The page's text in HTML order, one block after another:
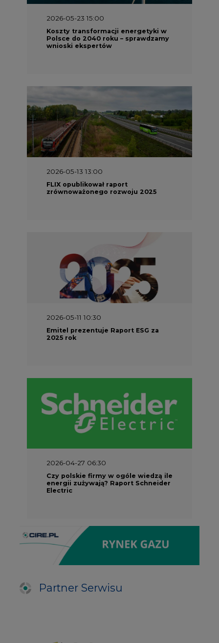
2026-05-23 15:00
Koszty transformacji energetyki w
Polsce do 2040 roku – sprawdzamy
wnioski ekspertów
2026-05-13 13:00
FLIX opublikował raport
zrównoważonego rozwoju 2025
2026-05-11 10:30
Emitel prezentuje Raport ESG za
2025 rok
2026-04-27 06:30
Czy polskie firmy w ogóle wiedzą ile
energii zużywają? Raport Schneider
Electric
Partner Serwisu